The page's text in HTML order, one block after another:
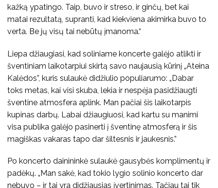
kažką ypatingo. Taip, buvo ir streso, ir ginčų, bet kai
matai rezultatą, supranti, kad kiekviena akimirka buvo to
verta. Be jų visų tai nebūtų įmanoma.“
Liepa džiaugiasi, kad soliniame koncerte galėjo atlikti ir
šventiniam laikotarpiui skirtą savo naujausią kūrinį „Ateina
Kalėdos”, kuris sulaukė didžiulio populiarumo: „Dabar
toks metas, kai visi skuba, lekia ir nespėja pasidžiaugti
šventine atmosfera aplink. Man pačiai šis laikotarpis
kupinas darbų. Labai džiaugiuosi, kad kartu su manimi
visa publika galėjo pasinerti į šventinę atmosferą ir šis
magiškas vakaras tapo dar šiltesnis ir jaukesnis.”
Po koncerto dainininkė sulaukė gausybės komplimentų ir
padėkų. „Man sakė, kad tokio lygio solinio koncerto dar
nebuvo – ir tai yra didžiausias įvertinimas. Tačiau tai tik